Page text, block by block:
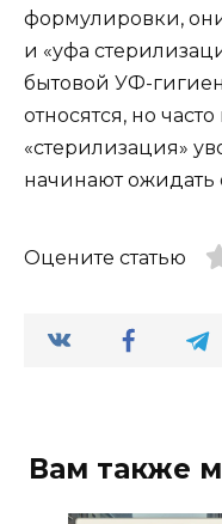
формулировки,
и «уфа
бытовой УФ-
относятся, но
«стерилизация»
начинают ожидать
Оцените статью
Вам также